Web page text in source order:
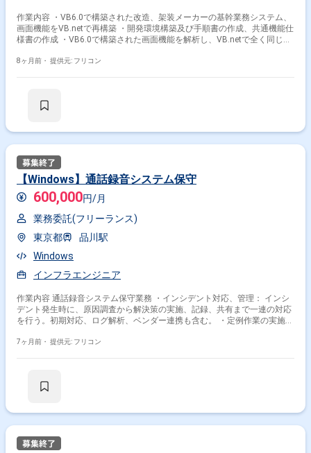
作業内容 ・VB6.0で構築された改造、架装メーカーの基幹業務システム、
画面機能をVB.netで再構築 ・開発環境構築及び手順書の作成、共通機能仕
様書の作成 ・VB6.0で構築された画面機能を解析し、VB.netで全く同じ機
Windows Server、Oracle 11g、VB6.0
8ヶ月前・ 提供元: フリコン
【Windows】通話録音システム保守
600,000円/月
業務委託(フリーランス)
東京都
品川駅
Windows
インフラエンジニア
作業内容 通話録音システム保守業務 ・インシデント対応、管理： インシ
デント発生時に、原因調査から解決策の実施、記録、共有まで一連の対応
を行う。初期対応、ログ解析、ベンダー連携も含む。 ・定例作業の実施：
の準備及び作業の実施。 ・問い合わせ対応： 通録システムのおよび関連
携、現地対応、確認を実施。夜間修理にも対応。 ・ドキュメント管理：
7ヶ月前・ 提供元: フリコン